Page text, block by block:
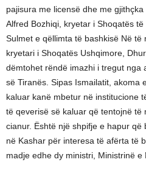
pajisura me licensë dhe me
Alfred Bozhiqi, kryetar i Shoqatës
Sulmet e qëllimta të bashkisë Në
kryetari i Shoqatës Ushqimore,
dëmtohet rëndë imazhi i tregut nga
së Tiranës. Sipas Ismailatit, akoma
kaluar kanë mbetur në institucione
të qeverisë së kaluar që tentojnë të
cianur. Është një shpifje e hapur
në Kashar për interesa të afërta të
madje edhe dy ministri, Ministrinë e